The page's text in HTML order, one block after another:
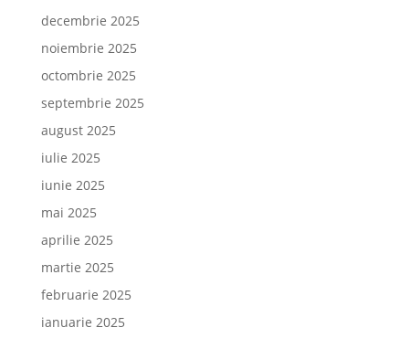
decembrie 2025
noiembrie 2025
octombrie 2025
septembrie 2025
august 2025
iulie 2025
iunie 2025
mai 2025
aprilie 2025
martie 2025
februarie 2025
ianuarie 2025